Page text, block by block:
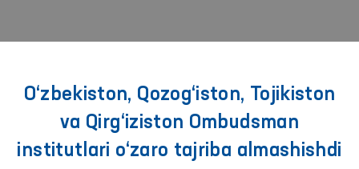
O‘zbekiston, Qozog‘iston, Tojikiston
va Qirg‘iziston Ombudsman
institutlari o‘zaro tajriba almashishdi